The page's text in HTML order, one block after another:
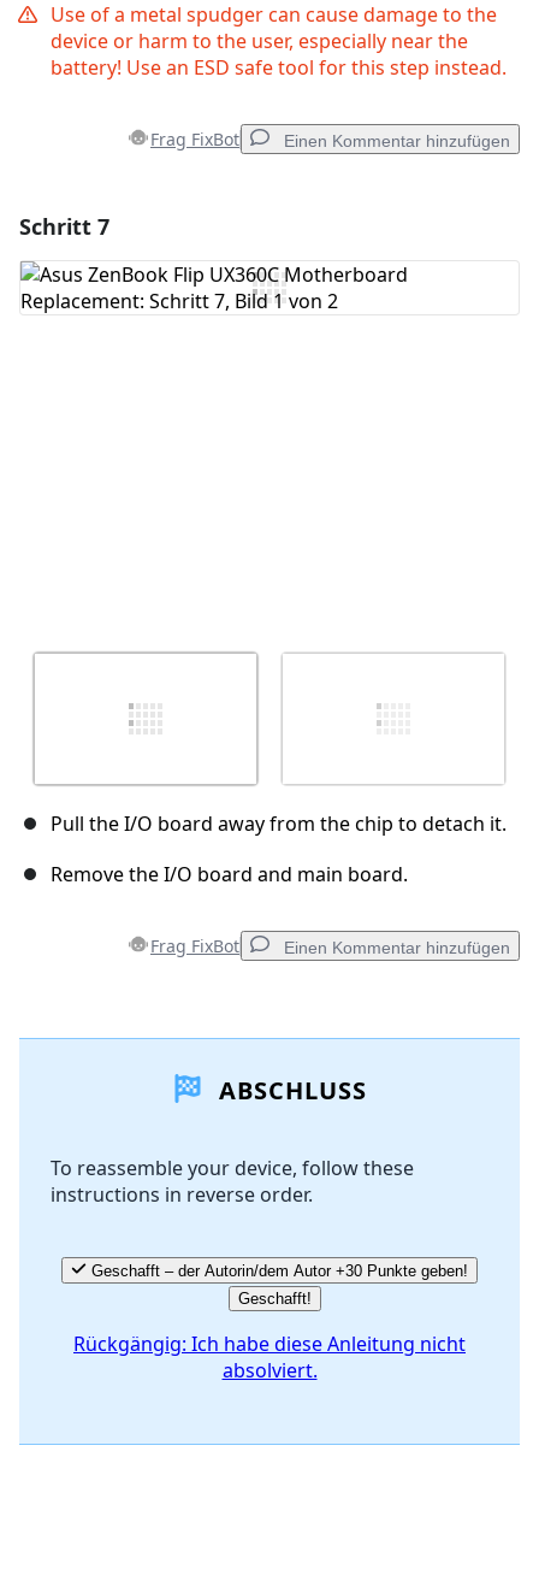
Use of a metal spudger can cause damage to the
device or harm to the user, especially near the
battery! Use an ESD safe tool for this step instead.
Frag FixBot Einen Kommentar hinzufügen
Kommentar hinzufügen
Schritt 7
Pull the I/O board away from the chip to detach it.
Remove the I/O board and main board.
Frag FixBot Einen Kommentar hinzufügen
Kommentar hinzufügen
Abbrechen
ABSCHLUSS
To reassemble your device, follow these
instructions in reverse order.
Geschafft – der Autorin/dem Autor +30 Punkte geben!
Geschafft!
Rückgängig: Ich habe diese Anleitung nicht
absolviert.